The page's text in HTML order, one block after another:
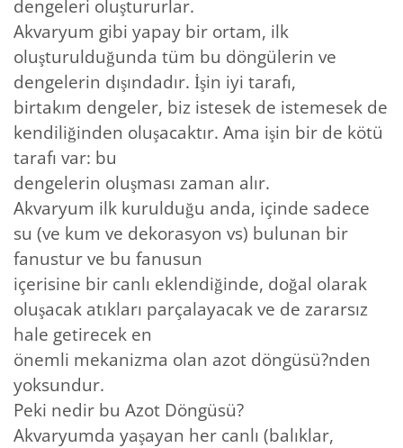
dengeleri oluştururlar.
Akvaryum gibi yapay bir ortam, ilk
oluşturulduğunda tüm bu döngülerin ve
dengelerin dışındadır. İşin iyi tarafı,
birtakım dengeler, biz istesek de istemesek de
kendiliğinden oluşacaktır. Ama işin bir de kötü
tarafı var: bu
dengelerin oluşması zaman alır.
Akvaryum ilk kurulduğu anda, içinde sadece
su (ve kum ve dekorasyon vs) bulunan bir
fanustur ve bu fanusun
içerisine bir canlı eklendiğinde, doğal olarak
oluşacak atıkları parçalayacak ve de zararsız
hale getirecek en
önemli mekanizma olan azot döngüsü?nden
yoksundur.
Peki nedir bu Azot Döngüsü?
Akvaryumda yaşayan her canlı (balıklar,